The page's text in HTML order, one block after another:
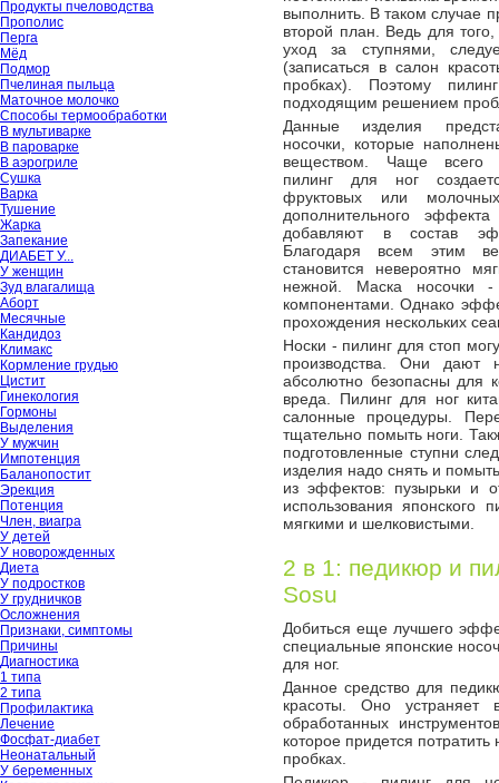
Продукты пчеловодства
Прополис
Перга
Мёд
Подмор
Пчелиная пыльца
Маточное молочко
Способы термообработки
В мультиварке
В пароварке
В аэрогриле
Сушка
Варка
Тушение
Жарка
Запекание
ДИАБЕТ У...
У женщин
Зуд влагалища
Аборт
Месячные
Кандидоз
Климакс
Кормление грудью
Цистит
Гинекология
Гормоны
Выделения
У мужчин
Импотенция
Баланопостит
Эрекция
Потенция
Член, виагра
У детей
У новорожденных
Диета
У подростков
У грудничков
Осложнения
Признаки, симптомы
Причины
Диагностика
1 типа
2 типа
Профилактика
Лечение
Фосфат-диабет
Неонатальный
У беременных
выполнить. В таком случае
второй план. Ведь для
уход за ступнями,
(записаться в салон
пробках). Поэтому
подходящим решением
Данные изделия
носочки, которые
веществом. Чаще всего
пилинг для ног
фруктовых или
дополнительного эффекта
добавляют в состав
Благодаря всем этим
становится невероятно
нежной. Маска носочки
компонентами. Однако
прохождения нескольких
Носки - пилинг для стоп
производства. Они дают
абсолютно безопасны для
вреда. Пилинг для ног
салонные процедуры.
тщательно помыть ноги.
подготовленные ступни
изделия надо снять и
из эффектов: пузырьки и
использования японского
мягкими и шелковистыми.
2 в 1: педикюр и
Sosu
Добиться еще лучшего
специальные японские
для ног.
Данное средство для
красоты. Оно устраняет
обработанных
которое придется
пробках.